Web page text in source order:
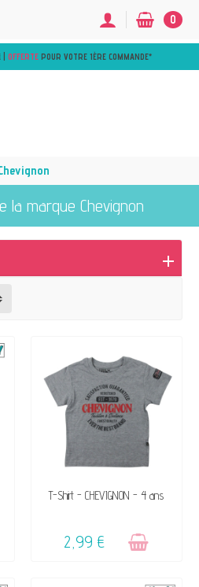
OFFERTE POUR VOTRE 1ÈRE COMMANDE*
0
la marque Chevignon
VENDU, VICTIME DE SON
T-Shirt - CHEVIGNON - 4 ans
2,99 €